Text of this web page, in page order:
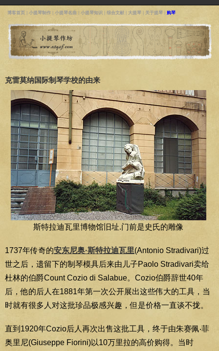
博客首页 小提琴制作 小提琴名曲 小提琴知识 综合文献 大提琴 关于提琴 购琴
克雷莫纳国际制琴学校的由来
斯特拉迪瓦里博物馆旧址.门前是史氏的雕像
1737年传奇的安东尼奥·斯特拉迪瓦里(Antonio Stradivari)过
世之后，遗留下的制琴模具后来由儿子Paolo Stradivari卖给
杜林的伯爵Count Cozio di Salabue。Cozio伯爵辞世40年
后，他的后人在1881年第一次公开展出这些伟大的工具，当
时就有很多人对这批珍品极感兴趣，但是价格一直谈不拢。
直到1920年Cozio后人再次出售这批工具，终于由朱赛佩‧菲
奥里尼(Giuseppe Fiorini)以10万里拉的高价购得。当时